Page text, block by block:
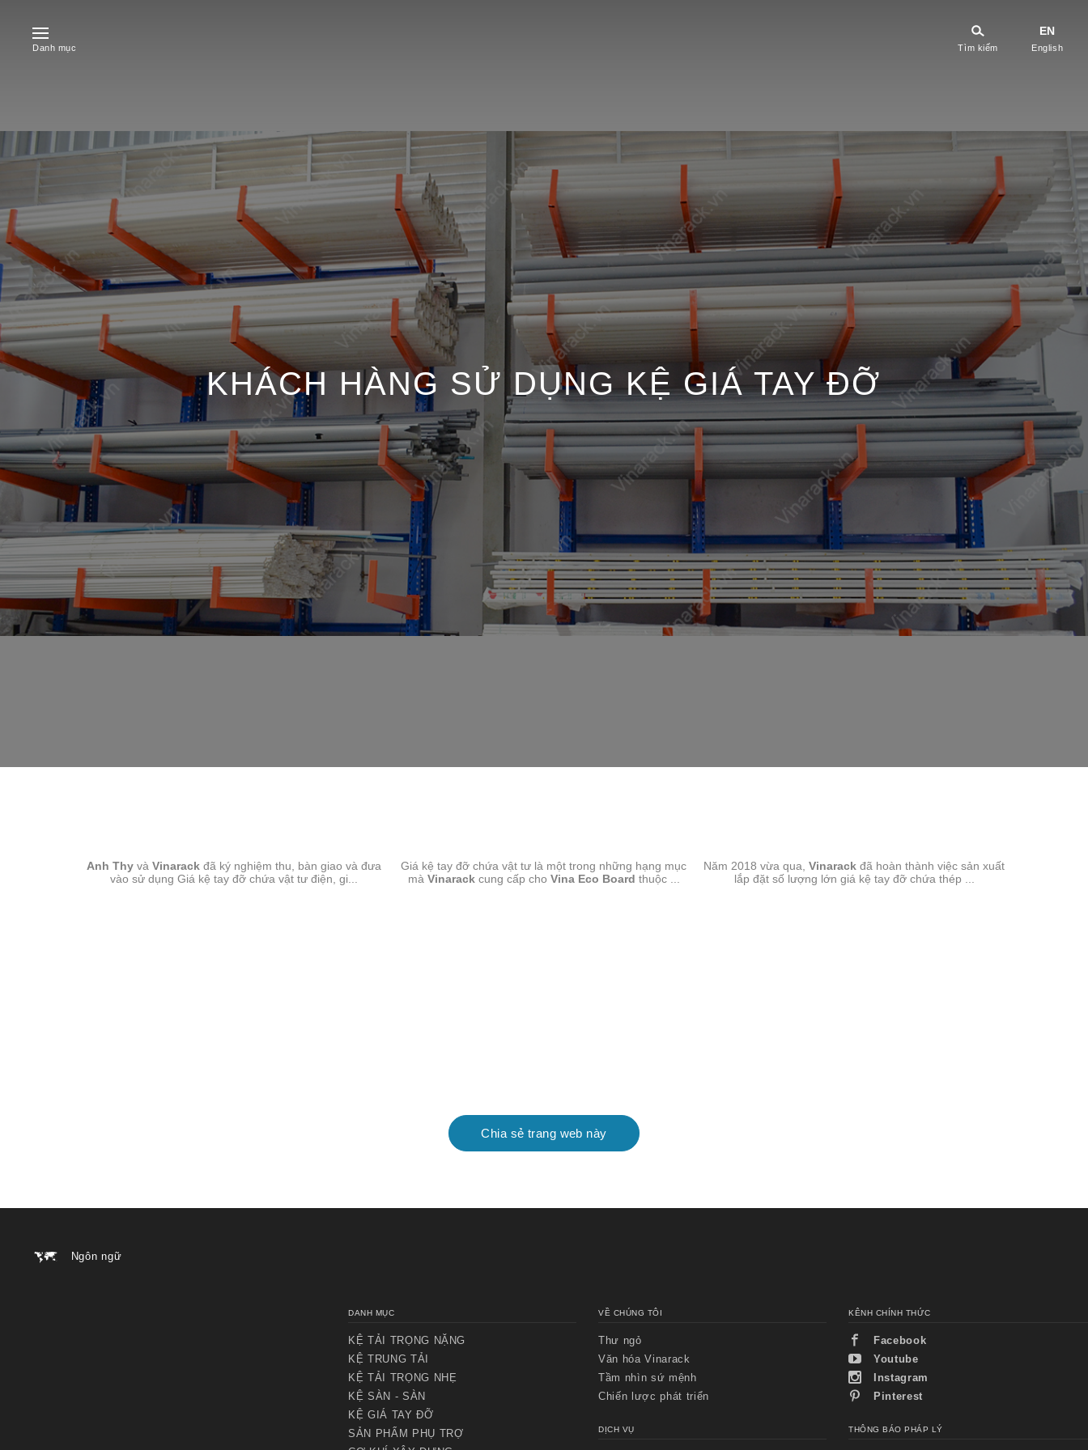
Danh mục Tìm kiếm
EN
English
KHÁCH HÀNG SỬ DỤNG KỆ GIÁ TAY ĐỠ
Anh Thy và Vinarack đã ký nghiệm thu, bàn giao và đưa
vào sử dụng Giá kệ tay đỡ chứa vật tư điện, gi...
Giá kệ tay đỡ chứa vật tư là một trong những hạng mục
mà Vinarackcung cấp cho Vina Eco Board thuộc ...
Năm 2018 vừa qua,Vinarack đã hoàn thành việc sản xuất
lắp đặt số lượng lớn giá kệ tay đỡ chứa thép ...
Chia sẻ trang web này
Ngôn ngữ
DANH MỤC
KỆ TẢI TRỌNG NẶNG
KỆ TRUNG TẢI
KỆ TẢI TRỌNG NHẸ
KỆ SÀN - SÀN
KỆ GIÁ TAY ĐỠ
SẢN PHẨM PHỤ TRỢ
VỀ CHÚNG TÔI
Thư ngỏ
Văn hóa Vinarack
Tầm nhìn sứ mệnh
Chiến lược phát triển
DỊCH VỤ
KÊNH CHÍNH THỨC
Facebook
Youtube
Instagram
Pinterest
THÔNG BÁO PHÁP LÝ